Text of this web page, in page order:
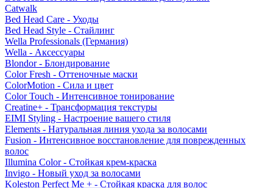
Catwalk
Bed Head Care - Уходы
Bed Head Style - Стайлинг
Wella Professionals (Германия)
Wella - Аксессуары
Blondor - Блондирование
Color Fresh - Оттеночные маски
ColorMotion - Сила и цвет
Color Touch - Интенсивное тонирование
Creatine+ - Трансформация текстуры
EIMI Styling - Настроение вашего стиля
Elements - Натуральная линия ухода за волосами
Fusion - Интенсивное восстановление для поврежденных
волос
Illumina Color - Стойкая крем-краска
Invigo - Новый уход за волосами
Koleston Perfect Me + - Стойкая краска для волос